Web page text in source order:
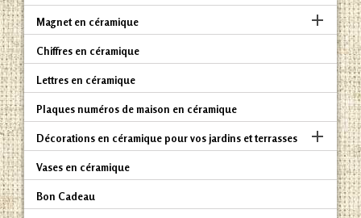
Magnet en céramique 
Chiffres en céramique
Lettres en céramique
Plaques numéros de maison en céramique
Décorations en céramique pour vos jardins et terrasses 
Vases en céramique
Bon Cadeau